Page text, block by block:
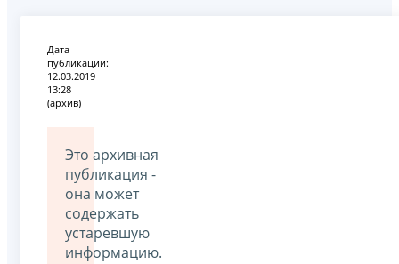
Дата
публикации:
12.03.2019
13:28
(архив)
Это архивная
публикация -
она может
содержать
устаревшую
информацию.